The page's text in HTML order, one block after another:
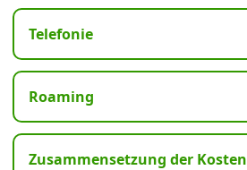
Telefonie
Roaming
Zusammensetzung der Kosten